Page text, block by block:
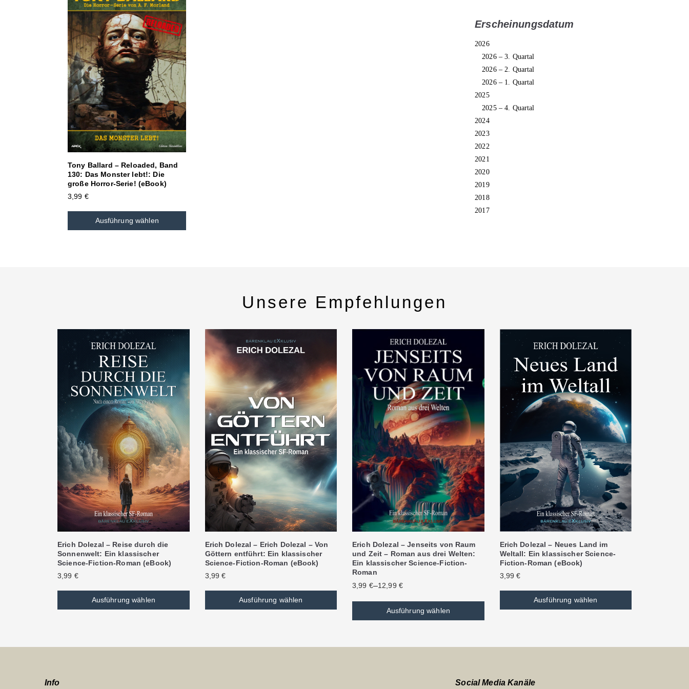
Tony Ballard – Reloaded, Band
130: Das Monster lebt!: Die
große Horror-Serie! (eBook)
3,99 €
Ausführung wählen
Erscheinungsdatum
2026
2026 – 3. Quartal
2026 – 2. Quartal
2026 – 1. Quartal
2025
2025 – 4. Quartal
2024
2023
2022
2021
2020
2019
2018
2017
Unsere Empfehlungen
Erich Dolezal – Reise durch die
Sonnenwelt: Ein klassischer
Science-Fiction-Roman (eBook)
3,99 €
Ausführung wählen
Erich Dolezal – Erich Dolezal – Von
Göttern entführt: Ein klassischer
Science-Fiction-Roman (eBook)
3,99€
Ausführung wählen
Erich Dolezal – Jenseits von Raum
und Zeit – Roman aus drei Welten:
Ein klassischer Science-Fiction-
Roman
3,99 €–12,99 €
Ausführung wählen
Erich Dolezal – Neues Land im
Weltall: Ein klassischer Science-
Fiction-Roman (eBook)
3,99€
Ausführung wählen
Info Social Media Kanäle